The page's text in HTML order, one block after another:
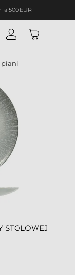
a 500 EUR
piani
STOLOWEJ